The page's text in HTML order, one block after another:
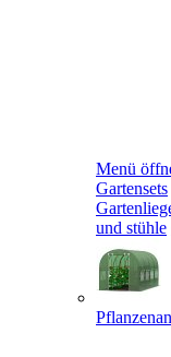
Menü
Gartensets
und stühle